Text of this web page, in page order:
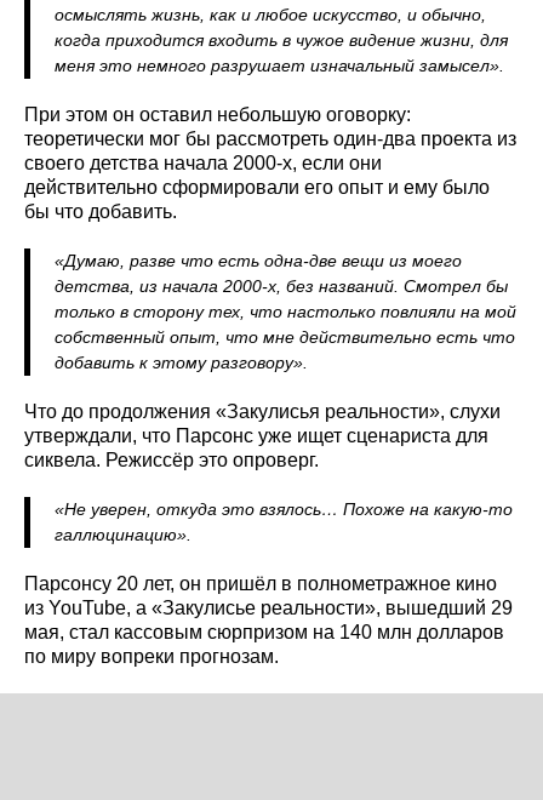
осмыслять жизнь, как и любое искусство, и обычно,
когда приходится входить в чужое видение жизни, для
меня это немного разрушает изначальный замысел».
При этом он оставил небольшую оговорку:
теоретически мог бы рассмотреть один‑два проекта из
своего детства начала 2000‑х, если они
действительно сформировали его опыт и ему было
бы что добавить.
«Думаю, разве что есть одна‑две вещи из моего
детства, из начала 2000‑х, без названий. Смотрел бы
только в сторону тех, что настолько повлияли на мой
собственный опыт, что мне действительно есть что
добавить к этому разговору».
Что до продолжения «Закулисья реальности», слухи
утверждали, что Парсонс уже ищет сценариста для
сиквела. Режиссёр это опроверг.
«Не уверен, откуда это взялось… Похоже на какую‑то
галлюцинацию».
Парсонсу 20 лет, он пришёл в полнометражное кино
из YouTube, а «Закулисье реальности», вышедший 29
мая, стал кассовым сюрпризом на 140 млн долларов
по миру вопреки прогнозам.